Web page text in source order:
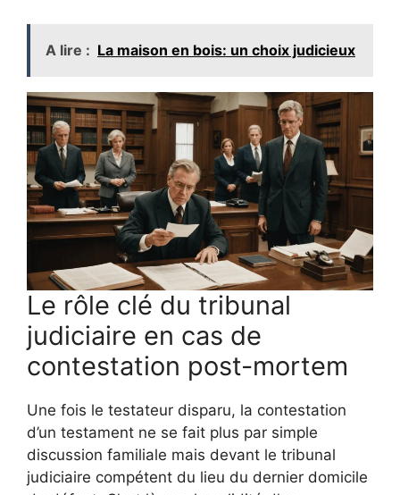
A lire : La maison en bois: un choix judicieux
Le rôle clé du tribunal
judiciaire en cas de
contestation post-mortem
Une fois le testateur disparu, la contestation
d’un testament ne se fait plus par simple
discussion familiale mais devant le tribunal
judiciaire compétent du lieu du dernier domicile